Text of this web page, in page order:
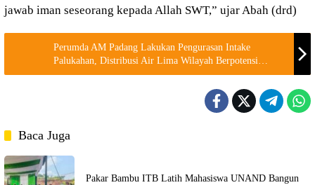
jawab iman seseorang kepada Allah SWT,” ujar Abah (drd)
Perumda AM Padang Lakukan Pengurasan Intake
Palukahan, Distribusi Air Lima Wilayah Berpotensi
Terganggu
Baca Juga
Pakar Bambu ITB Latih Mahasiswa UNAND Bangun